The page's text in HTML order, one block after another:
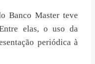
Banco Master teve
elas, o uso da
periódica à